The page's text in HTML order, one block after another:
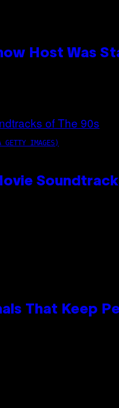
Host Was
GETTY IMAGES)
That Keep